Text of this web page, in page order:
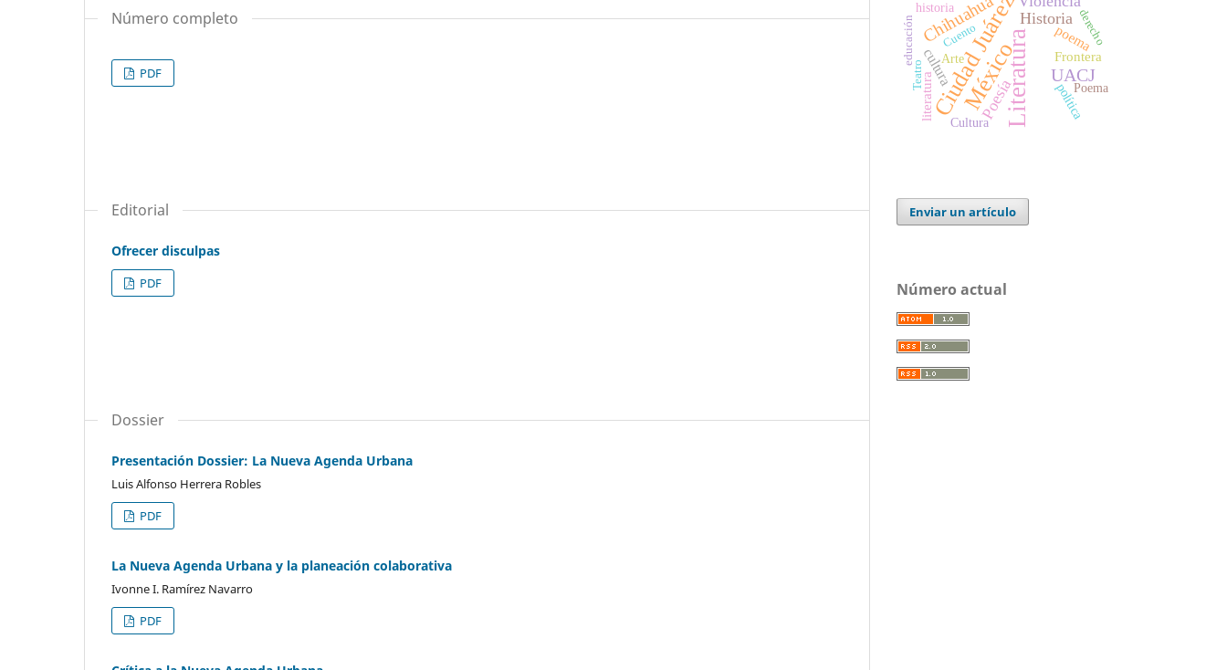
Número completo
PDF
Editorial
Ofrecer disculpas
PDF
Dossier
Presentación Dossier: La Nueva Agenda Urbana
Luis Alfonso Herrera Robles
PDF
La Nueva Agenda Urbana y la planeación colaborativa
Ivonne I. Ramírez Navarro
PDF
Literatura
Ciudad Juárez
México UACJ
Chihuahua Historia
Poesía
cultura
poema
Frontera
literatura política
historia
Cultura
Poema
Arte
derecho
Teatro
educación Cuento
Enviar un artículo
Número actual